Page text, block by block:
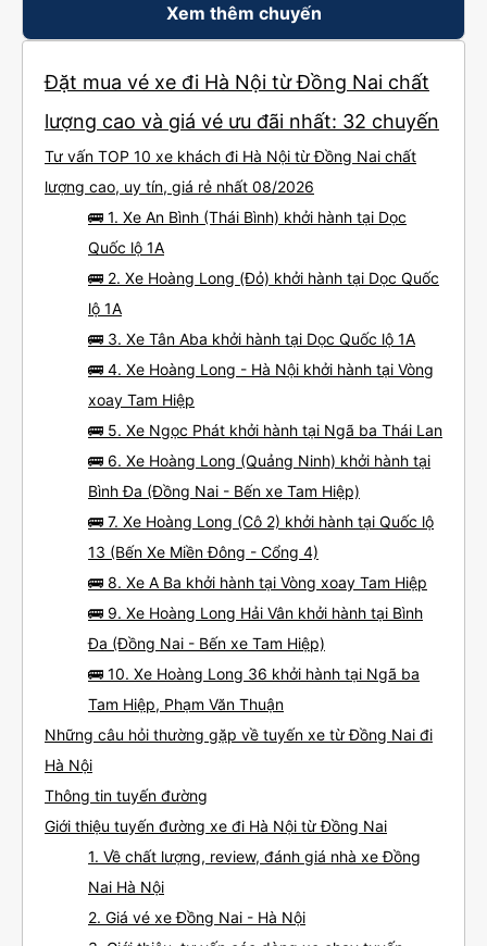
Xem thêm chuyến
Đặt mua vé xe đi Hà Nội từ Đồng Nai chất
lượng cao và giá vé ưu đãi nhất: 32 chuyến
Tư vấn TOP 10 xe khách đi Hà Nội từ Đồng Nai chất
lượng cao, uy tín, giá rẻ nhất 08/2026
🚌 1. Xe An Bình (Thái Bình) khởi hành tại Dọc
Quốc lộ 1A
🚌 2. Xe Hoàng Long (Đỏ) khởi hành tại Dọc Quốc
lộ 1A
🚌 3. Xe Tân Aba khởi hành tại Dọc Quốc lộ 1A
🚌 4. Xe Hoàng Long - Hà Nội khởi hành tại Vòng
xoay Tam Hiệp
🚌 5. Xe Ngọc Phát khởi hành tại Ngã ba Thái Lan
🚌 6. Xe Hoàng Long (Quảng Ninh) khởi hành tại
Bình Đa (Đồng Nai - Bến xe Tam Hiệp)
🚌 7. Xe Hoàng Long (Cô 2) khởi hành tại Quốc lộ
13 (Bến Xe Miền Đông - Cổng 4)
🚌 8. Xe A Ba khởi hành tại Vòng xoay Tam Hiệp
🚌 9. Xe Hoàng Long Hải Vân khởi hành tại Bình
Đa (Đồng Nai - Bến xe Tam Hiệp)
🚌 10. Xe Hoàng Long 36 khởi hành tại Ngã ba
Tam Hiệp, Phạm Văn Thuận
Những câu hỏi thường gặp về tuyến xe từ Đồng Nai đi
Hà Nội
Thông tin tuyến đường
Giới thiệu tuyến đường xe đi Hà Nội từ Đồng Nai
1. Về chất lượng, review, đánh giá nhà xe Đồng
Nai Hà Nội
2. Giá vé xe Đồng Nai - Hà Nội